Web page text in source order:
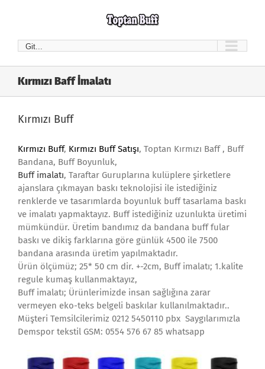
Git...
Kırmızı Baff İmalatı
Kırmızı Buff
Kırmızı Buff, Kırmızı Buff Satışı, Toptan Kırmızı Baff , Buff
Bandana, Buff Boyunluk,
Buff imalatı, Taraftar Guruplarına kulüplere şirketlere
ajanslara çıkmayan baskı teknolojisi ile istediğiniz
renklerde ve tasarımlarda boyunluk buff tasarlama baskı
ve imalatı yapmaktayız. Buff istediğiniz uzunlukta üretimi
mümkündür. Üretim bandımız da bandana buff fular
baskı ve dikiş farklarına göre günlük 4500 ile 7500
bandana arasında üretim yapılmaktadır.
Ürün ölçümüz; 25* 50 cm dir. +-2cm, Buff imalatı; 1.kalite
regule kumaş kullanmaktayız,
Buff imalatı; Ürünlerimizde insan sağlığına zarar
vermeyen eko-teks belgeli baskılar kullanılmaktadır..
Müşteri Temsilcilerimiz 0212 5450110 pbx Saygılarımızla
Demspor tekstil GSM: 0554 576 67 85 whatsapp